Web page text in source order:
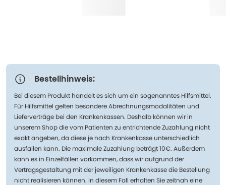
Bestellhinweis:
Bei diesem Produkt handelt es sich um ein sogenanntes Hilfsmittel.
Für Hilfsmittel gelten besondere Abrechnungsmodalitäten und
Lieferverträge bei den Krankenkassen. Deshalb können wir in
unserem Shop die vom Patienten zu entrichtende Zuzahlung nicht
exakt angeben, da diese je nach Krankenkasse unterschiedlich
ausfallen kann. Die maximale Zuzahlung beträgt 10€. Außerdem
kann es in Einzelfällen vorkommen, dass wir aufgrund der
Vertragsgestaltung mit der jeweiligen Krankenkasse die Bestellung
nicht realisieren können. In diesem Fall erhalten Sie zeitnah eine